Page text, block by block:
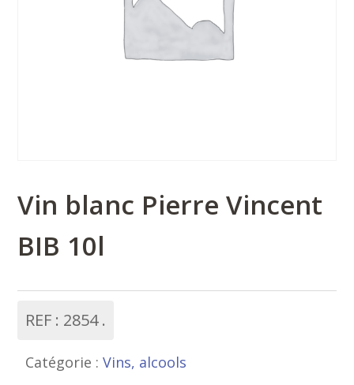
Vin blanc Pierre Vincent
BIB 10l
REF : 2854
Catégorie :Vins, alcools